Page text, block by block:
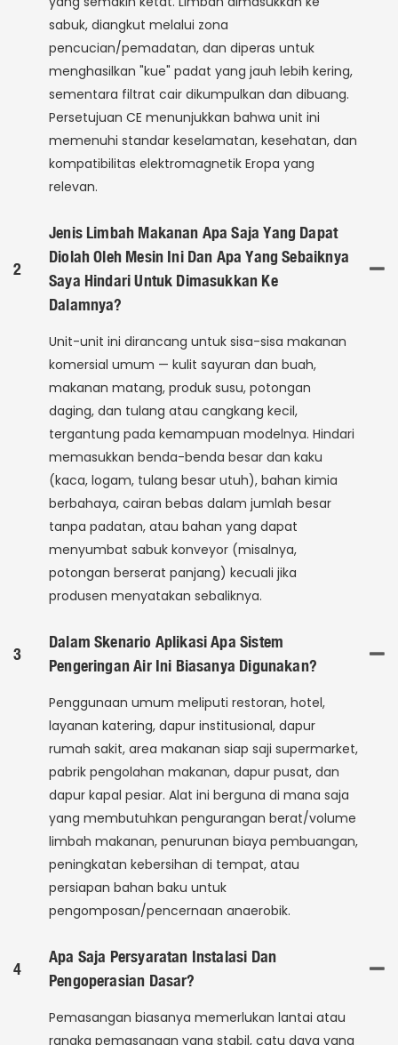
sabuk, diangkut melalui zona
pencucian/pemadatan, dan diperas untuk
menghasilkan "kue" padat yang jauh lebih kering,
sementara filtrat cair dikumpulkan dan dibuang.
Persetujuan CE menunjukkan bahwa unit ini
memenuhi standar keselamatan, kesehatan, dan
kompatibilitas elektromagnetik Eropa yang
relevan.
2
Jenis Limbah Makanan Apa Saja Yang Dapat
Diolah Oleh Mesin Ini Dan Apa Yang Sebaiknya
Saya Hindari Untuk Dimasukkan Ke
Dalamnya?
Unit-unit ini dirancang untuk sisa-sisa makanan
komersial umum — kulit sayuran dan buah,
makanan matang, produk susu, potongan
daging, dan tulang atau cangkang kecil,
tergantung pada kemampuan modelnya. Hindari
memasukkan benda-benda besar dan kaku
(kaca, logam, tulang besar utuh), bahan kimia
berbahaya, cairan bebas dalam jumlah besar
tanpa padatan, atau bahan yang dapat
menyumbat sabuk konveyor (misalnya,
potongan berserat panjang) kecuali jika
produsen menyatakan sebaliknya.
3
Dalam Skenario Aplikasi Apa Sistem
Pengeringan Air Ini Biasanya Digunakan?
Penggunaan umum meliputi restoran, hotel,
layanan katering, dapur institusional, dapur
rumah sakit, area makanan siap saji supermarket,
pabrik pengolahan makanan, dapur pusat, dan
dapur kapal pesiar. Alat ini berguna di mana saja
yang membutuhkan pengurangan berat/volume
limbah makanan, penurunan biaya pembuangan,
peningkatan kebersihan di tempat, atau
persiapan bahan baku untuk
pengomposan/pencernaan anaerobik.
4
Apa Saja Persyaratan Instalasi Dan
Pengoperasian Dasar?
Pemasangan biasanya memerlukan lantai atau
rangka pemasangan yang stabil, catu daya yang